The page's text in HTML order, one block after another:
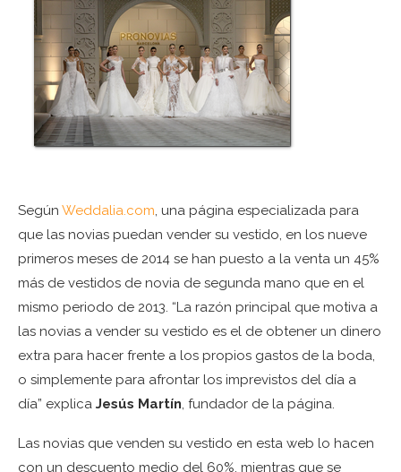
Según Weddalia.com, una página especializada para
que las novias puedan vender su vestido, en los nueve
primeros meses de 2014 se han puesto a la venta un 45%
más de vestidos de novia de segunda mano que en el
mismo periodo de 2013. “La razón principal que motiva a
las novias a vender su vestido es el de obtener un dinero
extra para hacer frente a los propios gastos de la boda,
o simplemente para afrontar los imprevistos del día a
día” explica Jesús Martín, fundador de la página.
Las novias que venden su vestido en esta web lo hacen
con un descuento medio del 60%, mientras que se